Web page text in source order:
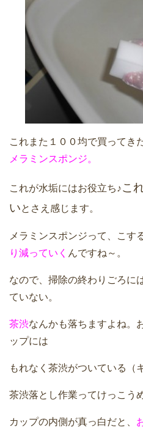
これまた１００均で買ってき
メラミンスポンジ。
これが水垢にはお役立ち♪こ
いとさえ感じます。
メラミンスポンジって、こす
り減っていく んですね～。
なので、掃除の終わりごろに
ていない。
茶渋なんかも落ちますよね。
ップには
もれなく茶渋がついている（
茶渋落とし作業ってけっこう
カップの内側が真っ白だと、